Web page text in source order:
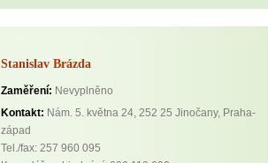
Stanislav Brázda
Zaměření: Nevyplněno
Kontakt: Nám. 5. května 24, 252 25 Jinočany, Praha-
západ
Tel./fax: 257 960 095